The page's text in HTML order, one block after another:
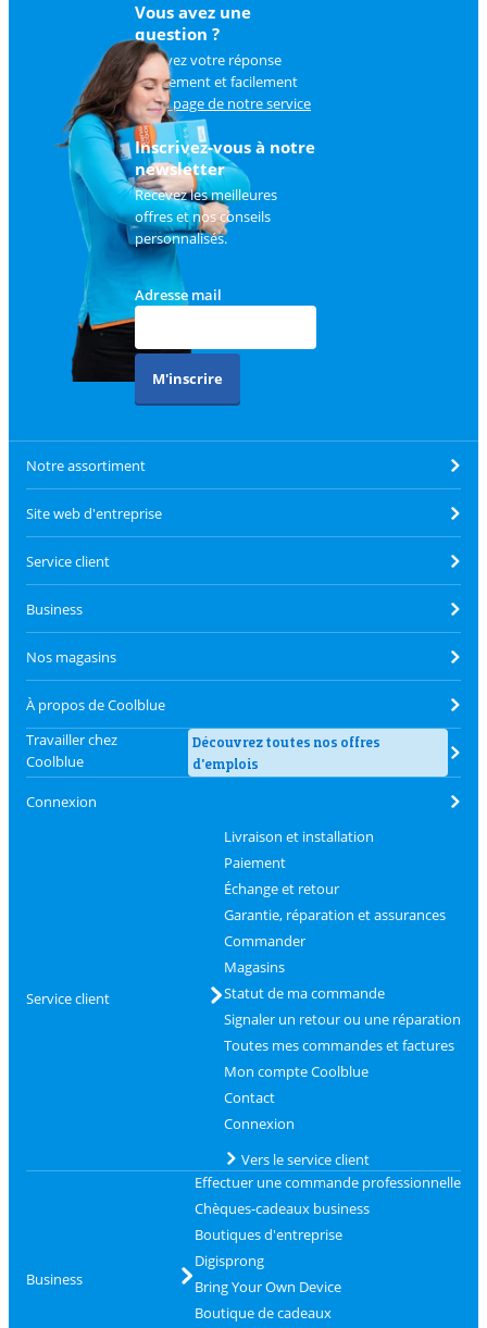
Vous avez une
question ?
Trouvez votre réponse
rapidement et facilement
surla page de notre service
client.
Inscrivez-vous à notre
newsletter
Recevez les meilleures
offres et nos conseils
personnalisés.
Adresse mail
M'inscrire
Notre assortiment
Site web d'entreprise
Service client
Business
Nos magasins
À propos de Coolblue
Travailler chez
Coolblue
Découvrez toutes nos offres
d'emplois
Connexion
Service client
Livraison et installation
Paiement
Échange et retour
Garantie, réparation et assurances
Commander
Magasins
Statut de ma commande
Signaler un retour ou une réparation
Toutes mes commandes et factures
Mon compte Coolblue
Contact
Connexion
Vers le service client
Business
Effectuer une commande professionnelle
Chèques-cadeaux business
Boutiques d'entreprise
Digisprong
Bring Your Own Device
Boutique de cadeaux